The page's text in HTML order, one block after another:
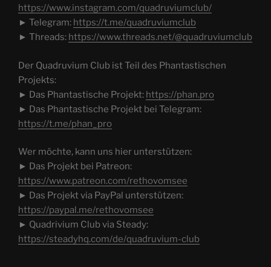
https://www.instagram.com/quadruviumclub/
► Telegram: https://t.me/quadruviumclub
► Threads: https://www.threads.net/@quadruviumclub
Der Quadruvium Club ist Teil des Phantastischen
Projekts:
► Das Phantastische Projekt: https://phan.pro
► Das Phantastische Projekt bei Telegram:
https://t.me/phan_pro
Wer möchte, kann uns hier unterstützen:
► Das Projekt bei Patreon:
https://www.patreon.com/rethovomsee
► Das Projekt via PayPal unterstützen:
https://paypal.me/rethovomsee
► Quadrivium Club via Steady:
https://steadyhq.com/de/quadruvium-club